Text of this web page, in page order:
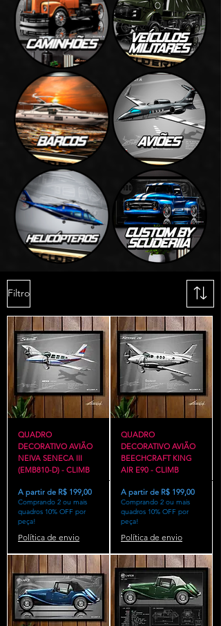
Filtro
QUADRO
DECORATIVO AVIÃO
NEIVA SENECA III
(EMB810-D) - CLIMB
A partir de R$ 199,00
Preço promocional
Comprando 2 ou mais
quadros 10% OFF por
peça!
Política de envio
QUADRO
DECORATIVO AVIÃO
BEECHCRAFT KING
AIR E90 - CLIMB
A partir de R$ 199,00
Preço promocional
Comprando 2 ou mais
quadros 10% OFF por
peça!
Política de envio